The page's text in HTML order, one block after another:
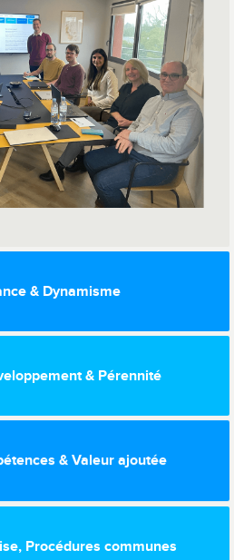
& Dynamisme
& Pérennité
& Valeur ajoutée
Procédures communes